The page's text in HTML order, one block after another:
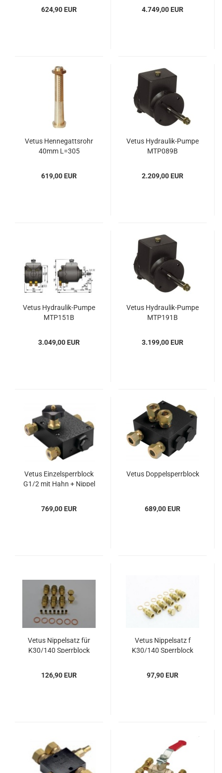
624,90 EUR 4.749,00 EUR
Vetus Hen­ne­gatts­rohr
40mm L=305
619,00 EUR
Vetus Hydraulik-​​Pumpe
MTP089B
2.209,00 EUR
Vetus Hydraulik-​​Pumpe
MTP151B
3.049,00 EUR
Vetus Hydraulik-​​Pumpe
MTP191B
3.199,00 EUR
Vetus Ein­zel­sperr­block
G1/2 mit Hahn + Nip­pel
769,00 EUR
Vetus Dop­pel­sperr­block
689,00 EUR
Vetus Nip­pel­satz für
K30/140 Sperr­block
126,90 EUR
Vetus Nip­pel­satz f
K30/140 Sperr­block
97,90 EUR